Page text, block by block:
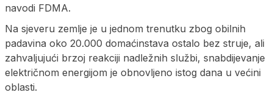
navodi FDMA.
Na sjeveru zemlje je u jednom trenutku zbog obilnih
padavina oko 20.000 domaćinstava ostalo bez struje, ali
zahvaljujući brzoj reakciji nadležnih službi, snabdijevanje
električnom energijom je obnovljeno istog dana u većini
oblasti.